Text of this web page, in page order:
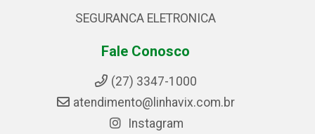
SEGURANCA ELETRONICA
Fale Conosco
(27) 3347-1000
atendimento@linhavix.com.br
Instagram